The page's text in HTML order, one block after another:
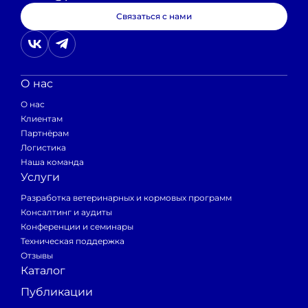
Рисунок 1. Схема ресинтеза АТФ путем
присоединения фоcфатной группы от
креатинфосфата.
аденозиндифосфата (АДФ) в энергетически
активную молекулу аденозинтрифосфата (АТФ),
мгновенно предоставляя энергию клетке. Это
особенно важно для мышечных, иммунных клеток
(макрофагов, дендритных клеток, Т- и В-
лимфоцитов) и сперматозоидов, а также для
Связаться с нами
О нас
О нас
Клиентам
Партнёрам
Логистика
Наша команда
Услуги
Разработка ветеринарных и кормовых программ
Консалтинг и аудиты
Конференции и семинары
Техническая поддержка
Отзывы
Каталог
Публикации